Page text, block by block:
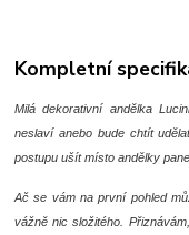
Kompletní
Milá dekorativní andělka
neslaví anebo bude chtít
postupu ušít místo andělky
Ač se vám na první pohled
vážně nic složitého.